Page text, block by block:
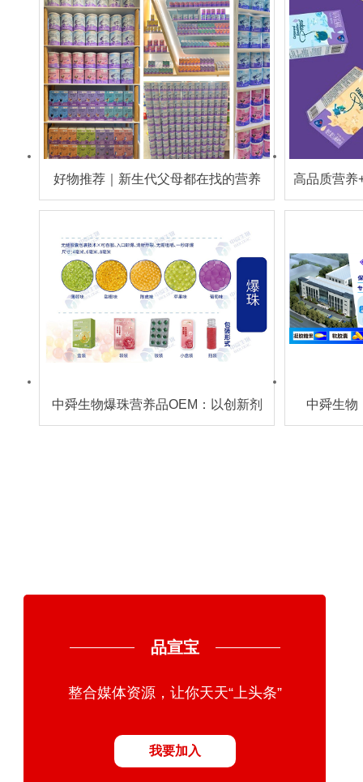
好物推荐｜新生代父母都在找的营养
食品原来是ta！
高品质营养
中舜生物爆珠营养品OEM：以创新剂 中舜生物
品宣宝
整合媒体资源，让你天天“上头条”
我要加入